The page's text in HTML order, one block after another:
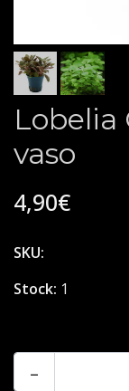
Lobelia
vaso
4,90€
SKU:
Stock: 1
-